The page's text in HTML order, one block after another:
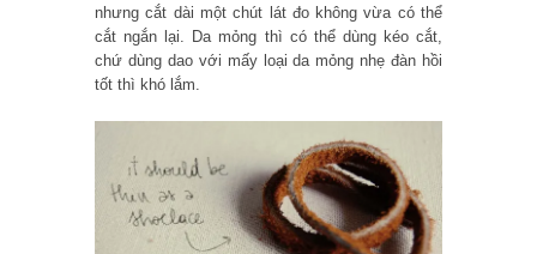
nhưng cắt dài một chút lát đo không vừa có thể
cắt ngắn lại. Da mỏng thì có thể dùng kéo cắt,
chứ dùng dao với mấy loại da mỏng nhẹ đàn hồi
tốt thì khó lắm.